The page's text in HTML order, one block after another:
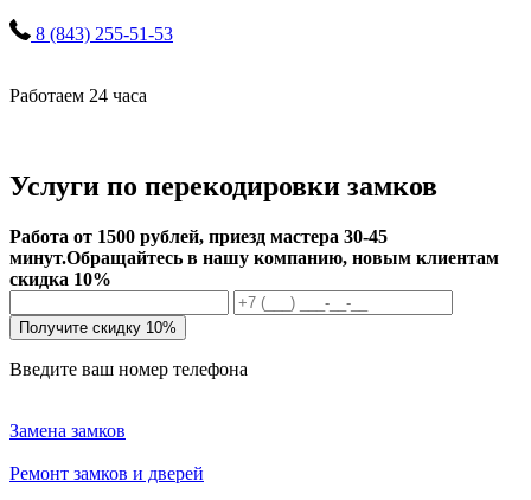
8 (843) 255-51-53
Работаем 24 часа
Услуги по перекодировки замков
Работа от 1500 рублей, приезд мастера 30-45
минут.Обращайтесь в нашу компанию, новым клиентам
скидка 10%
Получите скидку 10%
Введите ваш номер телефона
Замена замков
Ремонт замков и дверей